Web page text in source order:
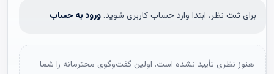
برای ثبت نظر، ابتدا وارد حساب کاربری شوید. ورود به حساب
هنوز نظری تأیید نشده است. اولین گفت‌وگوی محترمانه را شما